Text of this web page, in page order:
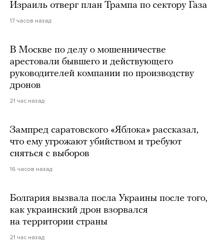
Израиль отверг план Трампа по сектору Газа
17 часов назад
В Москве по делу о мошенничестве
арестовали бывшего и действующего
руководителей компании по производству
дронов
21 час назад
Зампред саратовского «Яблока» рассказал,
что ему угрожают убийством и требуют
сняться с выборов
16 часов назад
Болгария вызвала посла Украины после того,
как украинский дрон взорвался
на территории страны
21 час назад